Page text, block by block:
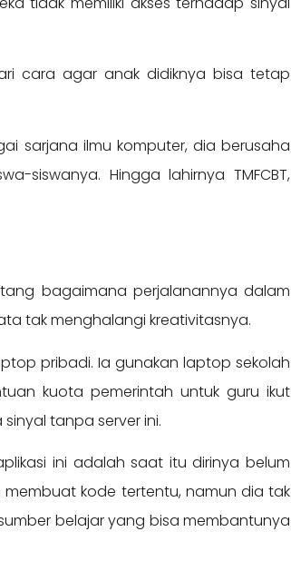
cara agar anak didiknya bisa tetap
sarjana ilmu komputer, dia berusaha
siswanya. Hingga lahirnya TMFCBT,
bagaimana perjalanannya dalam
tak menghalangi kreativitasnya.
pribadi. Ia gunakan laptop sekolah
kuota pemerintah untuk guru ikut
tanpa server ini.
ini adalah saat itu dirinya belum
kode tertentu, namun dia tak
belajar yang bisa membantunya